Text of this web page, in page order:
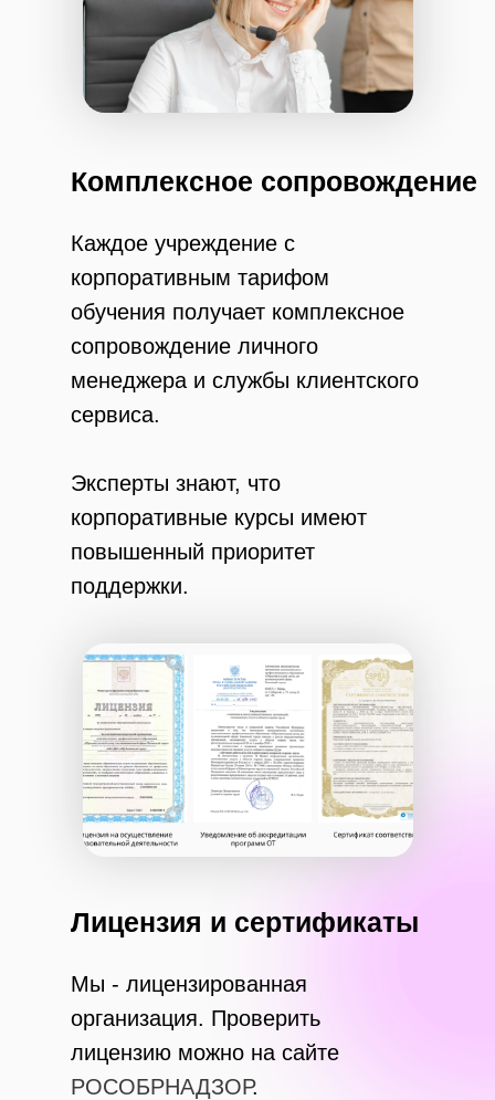
Каждое учреждение с
корпоративным тарифом
обучения получает комплексное
сопровождение личного
менеджера и службы клиентского
сервиса.
Эксперты знают, что
корпоративные курсы имеют
повышенный приоритет
поддержки.
Комплексное сопровождение
Мы - лицензированная
организация. Проверить
лицензию можно на сайте
РОСОБРНАДЗОР.
Лицензия и сертификаты